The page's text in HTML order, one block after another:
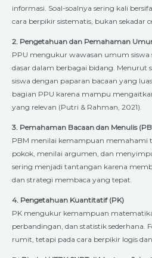
informasi. Soal-soalnya sering kali
cara berpikir sistematis, bukan sekadar
2. Pengetahuan dan Pemahaman
PPU mengukur wawasan umum siswa
dasar dalam berbagai bidang. Menurut
siswa dengan paparan bacaan yang
bagian PPU karena mampu
yang relevan (Putri & Rahman, 2021).
3. Pemahaman Bacaan dan Menulis
PBM menilai kemampuan memahami
pokok, menilai argumen, dan
sering menjadi tantangan karena
dan strategi membaca yang tepat.
4. Pengetahuan Kuantitatif (PK)
PK mengukur kemampuan
perbandingan, dan statistik sederhana.
rumit, tetapi pada cara berpikir logis